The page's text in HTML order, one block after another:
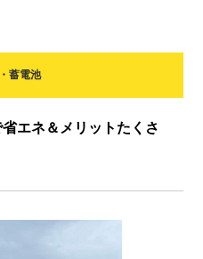
蓄電池
エネ＆メリットたくさ